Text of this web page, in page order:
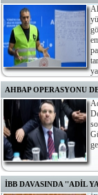
Haluk Levent'in bazı sorular
vermiyorum ve bundan
kullanıyorum" dediği
AHBAP OPERASYONU
İBB DAVASINDA ''ADİL